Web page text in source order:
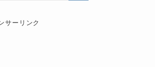
サーリンク